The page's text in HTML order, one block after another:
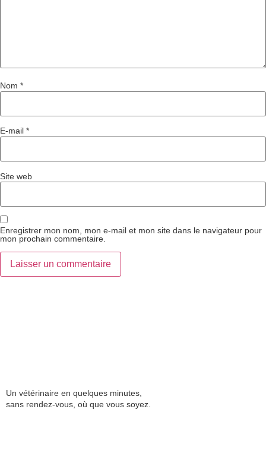
Nom *
E-mail *
Site web
Enregistrer mon nom, mon e-mail et mon site dans le navigateur pour
mon prochain commentaire.
Un vétérinaire en quelques minutes,
sans rendez-vous, où que vous soyez.